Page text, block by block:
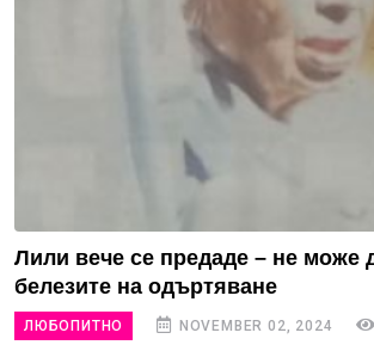
Лили вече се предаде – не може
белезите на одъртяване
ЛЮБОПИТНО NOVEMBER 02, 2024